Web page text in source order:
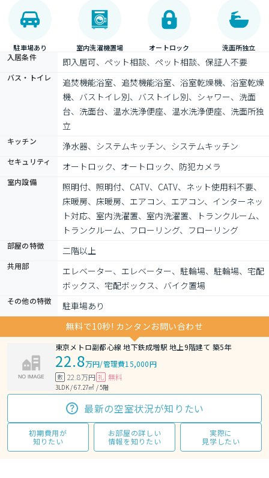
駐車場あり 室内洗濯機置場 オートロック 洗面所独立
入居条件 即入居可、ペット相談、ペット相談、保証人不要
バス・トイレ
追焚機能浴室、追焚機能浴室、浴室乾燥機、浴室乾燥
機、バストイレ別、バストイレ別、シャワー、洗面
台、洗面台、温水洗浄便座、温水洗浄便座、洗面所独
立
キッチン 浄水器、システムキッチン、システムキッチン
セキュリティ オートロック、オートロック、防犯カメラ
室内設備
照明付、照明付、CATV、CATV、ネット使用料不要、
床暖房、床暖房、エアコン、エアコン、インターネッ
ト対応、室内洗濯置、室内洗濯置、トランクルーム、
トランクルーム、フローリング、フローリング
部屋の特徴 二階以上
共用部
エレベーター、エレベーター、駐輪場、駐輪場、宅配
ボックス、宅配ボックス、バイク置場
その他の特徴
駐車場あり
無料で10秒! カンタンお問い合わせ
東京メトロ副都心線 地下鉄成増駅 地上9階建て 築5年
22.8万円/管理費15,000円
敷 22.8万円 礼 無料
3LDK / 67.27㎡ / 5階
最新の空室状況が知りたい
初期費用が
知りたい
お部屋の詳しい
情報を知りたい
実際に
見学したい